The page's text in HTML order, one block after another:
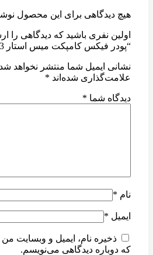
هیچ دیدگاهی برای این محصول
اولین نفری باشید که دیدگاهی را
“پودر فیکس کامپکت میس استار 3 MPF”
نشانی ایمیل شما منتشر نخواهد
علامت‌گذاری شده‌اند *
دیدگاه شما *
نام *
ایمیل *
ذخیره نام، ایمیل و وبسایت
که دوباره دیدگاهی می‌نویسم.